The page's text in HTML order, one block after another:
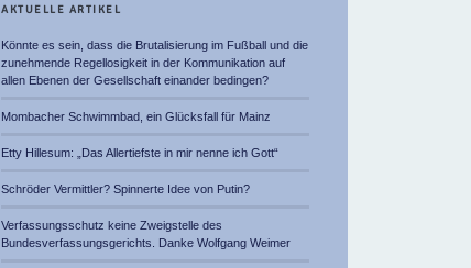
AKTUELLE ARTIKEL
Könnte es sein, dass die Brutalisierung im Fußball und die
zunehmende Regellosigkeit in der Kommunikation auf
allen Ebenen der Gesellschaft einander bedingen?
Mombacher Schwimmbad, ein Glücksfall für Mainz
Etty Hillesum: „Das Allertiefste in mir nenne ich Gott“
Schröder Vermittler? Spinnerte Idee von Putin?
Verfassungsschutz keine Zweigstelle des
Bundesverfassungsgerichts. Danke Wolfgang Weimer